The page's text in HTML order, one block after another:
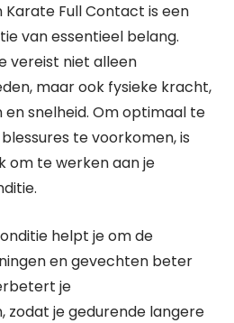
Full Contact is een
van essentieel belang.
vereist niet alleen
maar ook fysieke kracht,
snelheid. Om optimaal te
te voorkomen, is
om te werken aan je
helpt je om de
en gevechten beter
je
zodat je gedurende langere